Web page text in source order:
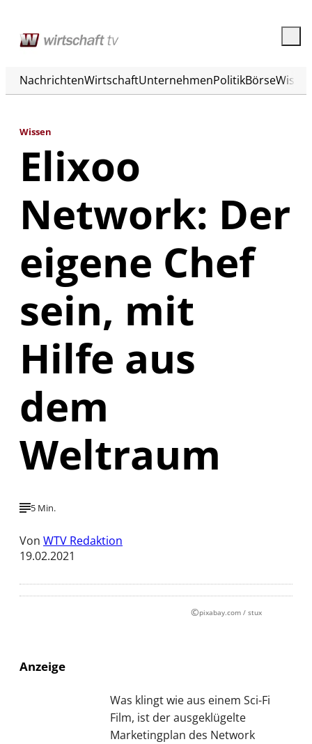
NachrichtenWirtschaftUnternehmenPolitikBörse
Wissen
Elixoo
Network: Der
eigene Chef
sein, mit
Hilfe aus
dem
Weltraum
5 Min.
Von WTV Redaktion
19.02.2021
©pixabay.com / stux
Anzeige
Was klingt wie aus einem Sci-Fi
Film, ist der ausgeklügelte
Marketingplan des Network